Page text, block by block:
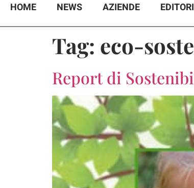
HOME NEWS AZIENDE
Tag: eco-
Report di